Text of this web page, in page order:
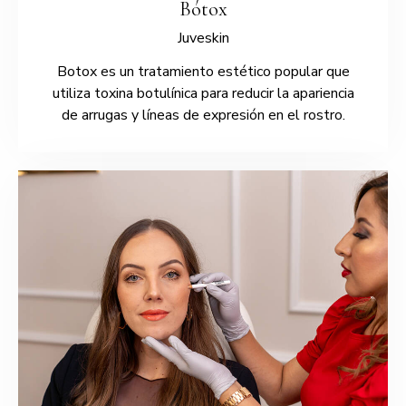
Bótox
Juveskin
Botox es un tratamiento estético popular que
utiliza toxina botulínica para reducir la apariencia
de arrugas y líneas de expresión en el rostro.